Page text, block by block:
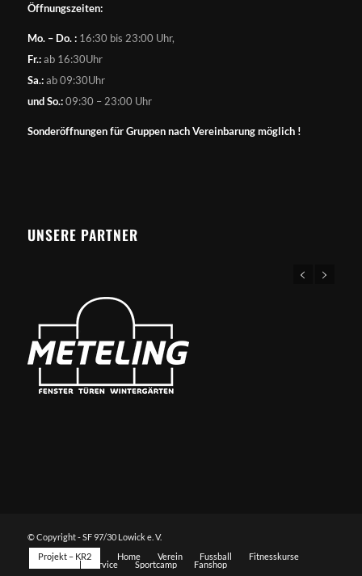
Öffnungszeiten:
Mo. – Do. :16:30 bis 23:00 Uhr,
Fr.:ab 16:30Uhr
Sa.:ab 09:30Uhr
und So.:09:30 – 23:00 Uhr
Sonderöffnungen für Gruppen nach Vereinbarung möglich !
UNSERE PARTNER
© Copyright - SF 97/30 Lowick e. V.
Projekt – KR2
Home Verein Fussball Fitnesskurse
Sportarten Service Sportcamp Fanshop